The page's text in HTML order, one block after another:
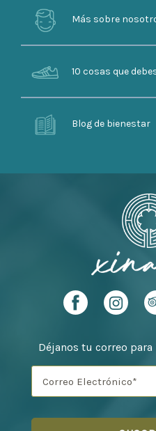
Más sobre
10 cosas que
Blog de bienestar
Déjanos tu correo